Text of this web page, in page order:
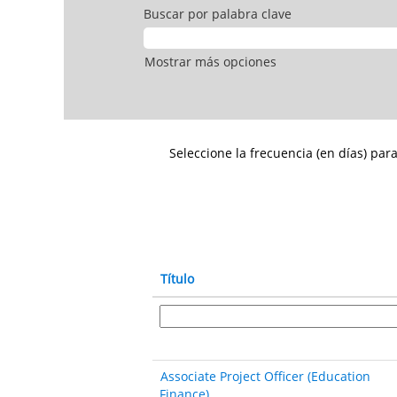
Buscar por palabra clave
Mostrar más opciones
Seleccione la frecuencia (en días)
Título
Associate Project Officer (Education